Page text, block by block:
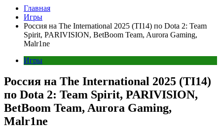
Главная
Игры
Россия на The International 2025 (TI14) по Dota 2: Team
Spirit, PARIVISION, BetBoom Team, Aurora Gaming,
Malr1ne
Игры
Россия на The International 2025 (TI14)
по Dota 2: Team Spirit, PARIVISION,
BetBoom Team, Aurora Gaming,
Malr1ne